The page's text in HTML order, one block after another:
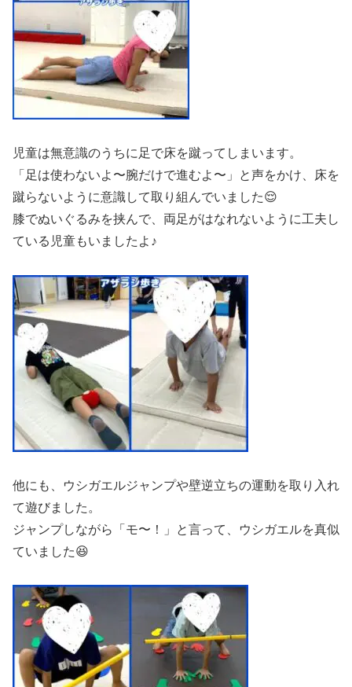
児童は無意識のうちに足で床を蹴ってしまいます。
「足は使わないよ〜腕だけで進むよ〜」と声をかけ、床を
蹴らないように意識して取り組んでいました😌
膝でぬいぐるみを挟んで、両足がはなれないように工夫し
ている児童もいましたよ♪
他にも、ウシガエルジャンプや壁逆立ちの運動を取り入れ
て遊びました。
ジャンプしながら「モ〜！」と言って、ウシガエルを真似
ていました😆